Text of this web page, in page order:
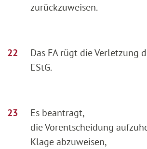
zurückzuweisen.
Das FA rügt die Verletzung
EStG.
Es beantragt,
die Vorentscheidung
Klage abzuweisen,